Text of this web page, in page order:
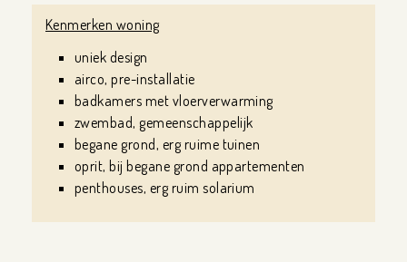
Kenmerken woning
uniek design
airco, pre-installatie
badkamers met vloerverwarming
zwembad, gemeenschappelijk
begane grond, erg ruime tuinen
oprit, bij begane grond appartementen
penthouses, erg ruim solarium